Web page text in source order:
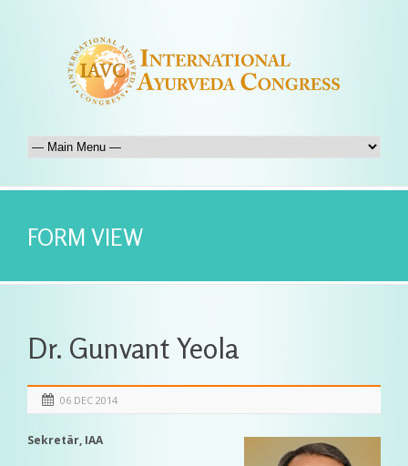
FORM VIEW
Dr. Gunvant Yeola
06 DEC 2014
Sekretär, IAA